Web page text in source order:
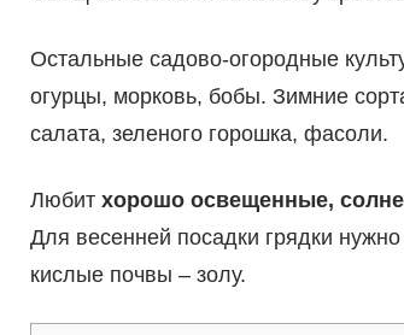
Остальные садово-огородные
огурцы, морковь, бобы. Зимние
салата, зеленого горошка, фасоли.
Любит хорошо освещенные,
Для весенней посадки грядки
кислые почвы – золу.